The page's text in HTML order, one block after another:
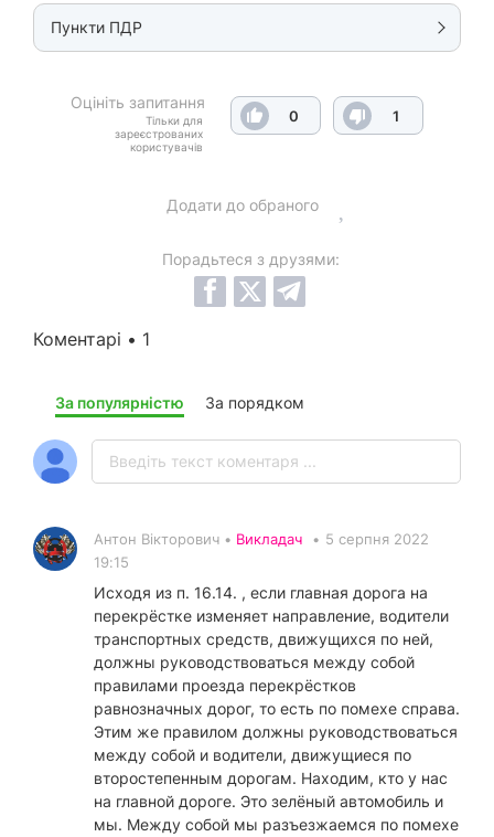
Пункти ПДР
Оцініть запитання
Тільки для
зареєстрованих
користувачів
0 1
Додати до обраного
Порадьтеся з друзями:
Коментарі • 1
За популярністю За порядком
Антон Вікторович • Викладач • 5 серпня 2022
19:15
Исходя из п. 16.14. , если главная дорога на
перекрёстке изменяет направление, водители
транспортных средств, движущихся по ней,
должны руководствоваться между собой
правилами проезда перекрёстков
равнозначных дорог, то есть по помехе справа.
Этим же правилом должны руководствоваться
между собой и водители, движущиеся по
второстепенным дорогам. Находим, кто у нас
на главной дороге. Это зелёный автомобиль и
мы. Между собой мы разъезжаемся по помехе